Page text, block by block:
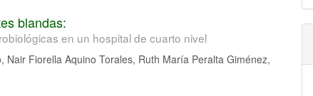
blandas:
en un hospital de cuarto nivel
Nair Fiorella Aquino Torales, Ruth María Peralta Giménez,